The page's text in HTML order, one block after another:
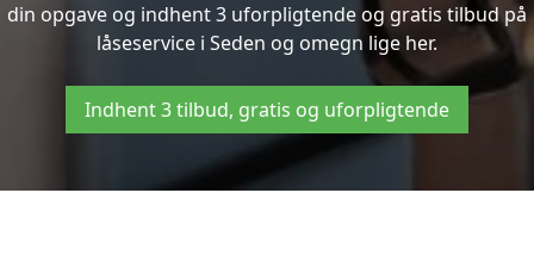
din opgave og indhent 3 uforpligtende og gratis tilbud på
låseservice i Seden og omegn lige her.
Indhent 3 tilbud, gratis og uforpligtende